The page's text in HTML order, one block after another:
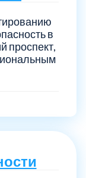
в
проспект,